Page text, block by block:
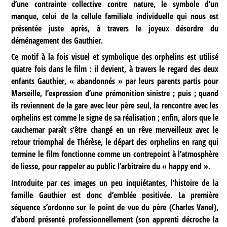
d’une contrainte collective contre nature, le symbole d’un
manque, celui de la cellule familiale individuelle qui nous est
présentée juste après, à travers le joyeux désordre du
déménagement des Gauthier.
Ce motif à la fois visuel et symbolique des orphelins est utilisé
quatre fois dans le film : il devient, à travers le regard des deux
enfants Gauthier, « abandonnés » par leurs parents partis pour
Marseille, l’expression d’une prémonition sinistre ; puis ; quand
ils reviennent de la gare avec leur père seul, la rencontre avec les
orphelins est comme le signe de sa réalisation ; enfin, alors que le
cauchemar paraît s’être changé en un rêve merveilleux avec le
retour triomphal de Thérèse, le départ des orphelins en rang qui
termine le film fonctionne comme un contrepoint à l’atmosphère
de liesse, pour rappeler au public l’arbitraire du « happy end ».
Introduite par ces images un peu inquiétantes, l’histoire de la
famille Gauthier est donc d’emblée positivée. La première
séquence s’ordonne sur le point de vue du père (Charles Vanel),
d’abord présenté professionnellement (son apprenti décroche la